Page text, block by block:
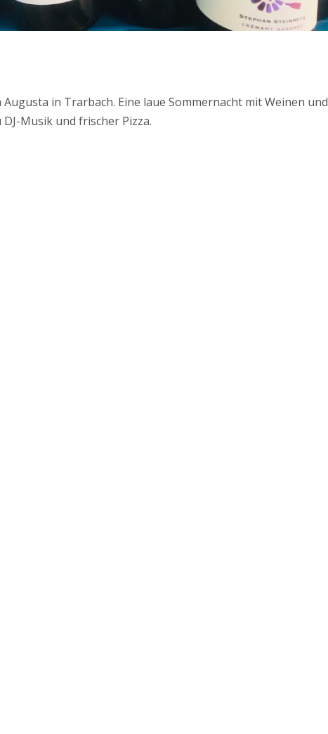
in Trarbach. Eine laue Sommernacht mit Weinen und
Musik und frischer Pizza.